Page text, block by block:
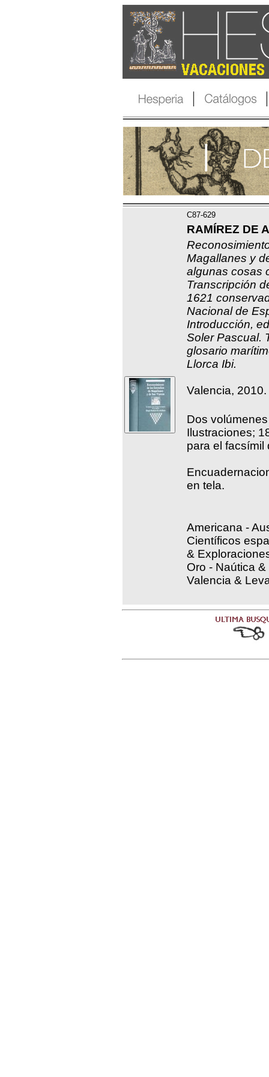
C87-629
RAMÍREZ DE
Magallanes y
algunas cosas
Transcripción
1621
Nacional de
Introducción,
Soler Pascual.
glosario
Llorca Ibi.
Valencia, 2010.
Dos
Ilustraciones;
para el facsímil
en tela.
Americana -
Científicos
&
Oro - Naútica
Valencia &